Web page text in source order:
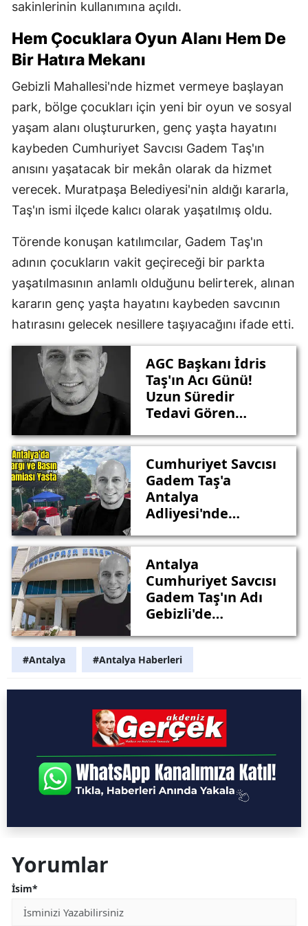
sakinlerinin kullanımına açıldı.
Hem Çocuklara Oyun Alanı Hem De
Bir Hatıra Mekanı
Gebizli Mahallesi'nde hizmet vermeye başlayan
park, bölge çocukları için yeni bir oyun ve sosyal
yaşam alanı oluştururken, genç yaşta hayatını
kaybeden Cumhuriyet Savcısı Gadem Taş'ın
anısını yaşatacak bir mekân olarak da hizmet
verecek. Muratpaşa Belediyesi'nin aldığı kararla,
Taş'ın ismi ilçede kalıcı olarak yaşatılmış oldu.
Törende konuşan katılımcılar, Gadem Taş'ın
adının çocukların vakit geçireceği bir parkta
yaşatılmasının anlamlı olduğunu belirterek, alınan
kararın genç yaşta hayatını kaybeden savcının
hatırasını gelecek nesillere taşıyacağını ifade etti.
AGC Başkanı İdris
Taş'ın Acı Günü!
Uzun Süredir
Tedavi Gören
Taş'ı Kaybetti
Cumhuriyet Savcısı
Gadem Taş'a
Antalya
Adliyesi'nde
Antalya
Cumhuriyet Savcısı
Gadem Taş'ın Adı
Gebizli'de
#Antalya #Antalya Haberleri
Yorumlar
İsim*